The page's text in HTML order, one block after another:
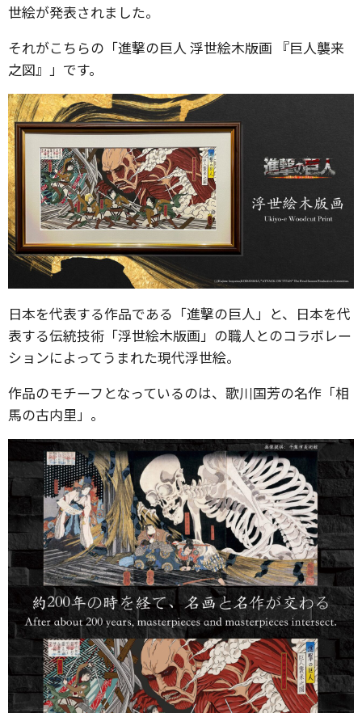
世絵が発表されました。
それがこちらの「進撃の巨人 浮世絵木版画 『巨人襲来
之図』」です。
日本を代表する作品である「進撃の巨人」と、日本を代
表する伝統技術「浮世絵木版画」の職人とのコラボレー
ションによってうまれた現代浮世絵。
作品のモチーフとなっているのは、歌川国芳の名作「相
馬の古内里」。